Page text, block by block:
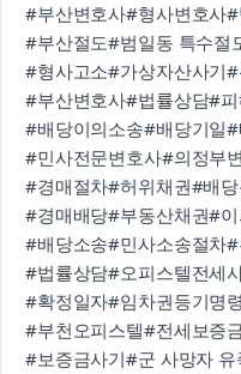
#부산변호사#형사변호사#
#부산절도#범일동 특수절
#형사고소#가상자산사기#
#부산변호사#법률상담#
#배당이의소송#배당기일#
#민사전문변호사#의정부
#경매절차#허위채권#배
#경매배당#부동산채권#
#배당소송#민사소송절차#
#법률상담#오피스텔전세
#확정일자#임차권등기명
#부천오피스텔#전세보증
#보증금사기#군 사망자 유